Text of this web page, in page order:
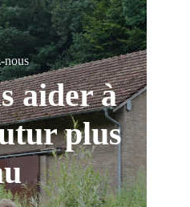
nous
aider à
plus